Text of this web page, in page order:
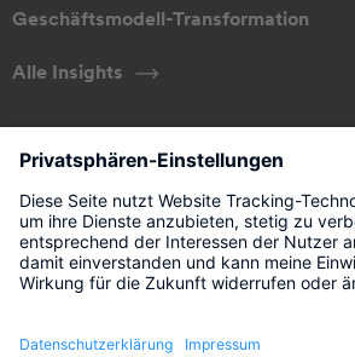
Geschäftsmodell-Transformation
Alle Insights
ÜBER UNS
Unser Ansatz
Management